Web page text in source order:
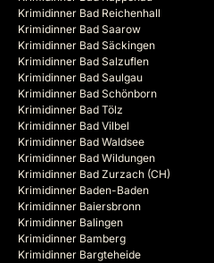
Krimidinner Bad Reichenhall
Krimidinner Bad Saarow
Krimidinner Bad Säckingen
Krimidinner Bad Salzuflen
Krimidinner Bad Saulgau
Krimidinner Bad Schönborn
Krimidinner Bad Tölz
Krimidinner Bad Vilbel
Krimidinner Bad Waldsee
Krimidinner Bad Wildungen
Krimidinner Bad Zurzach (CH)
Krimidinner Baden-Baden
Krimidinner Baiersbronn
Krimidinner Balingen
Krimidinner Bamberg
Krimidinner Bargteheide